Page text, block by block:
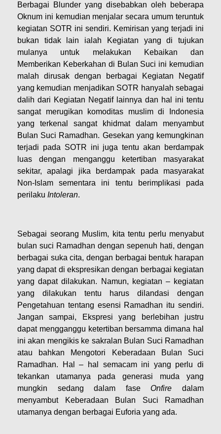
Berbagai Blunder yang disebabkan oleh beberapa
Oknum ini kemudian menjalar secara umum teruntuk
kegiatan SOTR ini sendiri. Kemirisan yang terjadi ini
bukan tidak lain ialah Kegiatan yang di tujukan
mulanya untuk melakukan Kebaikan dan
Memberikan Keberkahan di Bulan Suci ini kemudian
malah dirusak dengan berbagai Kegiatan Negatif
yang kemudian menjadikan SOTR hanyalah sebagai
dalih dari Kegiatan Negatif lainnya dan hal ini tentu
sangat merugikan komoditas muslim di Indonesia
yang terkenal sangat khidmat dalam menyambut
Bulan Suci Ramadhan. Gesekan yang kemungkinan
terjadi pada SOTR ini juga tentu akan berdampak
luas dengan menganggu ketertiban masyarakat
sekitar, apalagi jika berdampak pada masyarakat
Non-Islam sementara ini tentu berimplikasi pada
perilaku Intoleran.
Sebagai seorang Muslim, kita tentu perlu menyabut
bulan suci Ramadhan dengan sepenuh hati, dengan
berbagai suka cita, dengan berbagai bentuk harapan
yang dapat di ekspresikan dengan berbagai kegiatan
yang dapat dilakukan. Namun, kegiatan – kegiatan
yang dilakukan tentu harus dilandasi dengan
Pengetahuan tentang esensi Ramadhan itu sendiri.
Jangan sampai, Ekspresi yang berlebihan justru
dapat mengganggu ketertiban bersamma dimana hal
ini akan mengikis ke sakralan Bulan Suci Ramadhan
atau bahkan Mengotori Keberadaan Bulan Suci
Ramadhan. Hal – hal semacam ini yang perlu di
tekankan utamanya pada generasi muda yang
mungkin sedang dalam fase Onfire dalam
menyambut Keberadaan Bulan Suci Ramadhan
utamanya dengan berbagai Euforia yang ada.